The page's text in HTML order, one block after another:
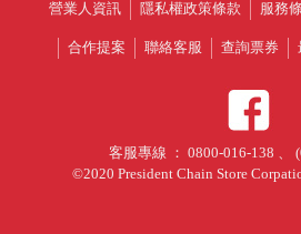
營業人資訊 隱私權政策條款 服務
合作提案 聯絡客服 查詢票券
客服專線 ： 0800-016-138 、
©2020 President Chain Store